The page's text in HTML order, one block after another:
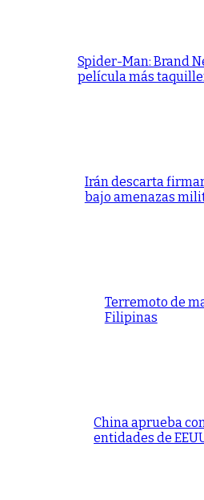
Spider-Man: Brand
película más
Irán descarta
bajo amenazas
Terremoto de
Filipinas
China aprueba
entidades de